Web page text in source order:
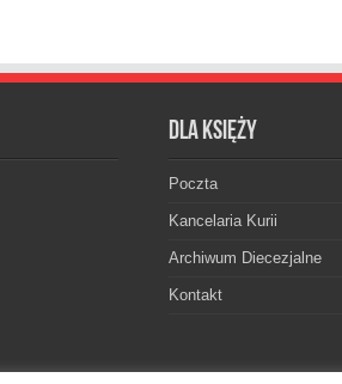
Dla księży
Poczta
Kancelaria Kurii
Archiwum Diecezjalne
Kontakt